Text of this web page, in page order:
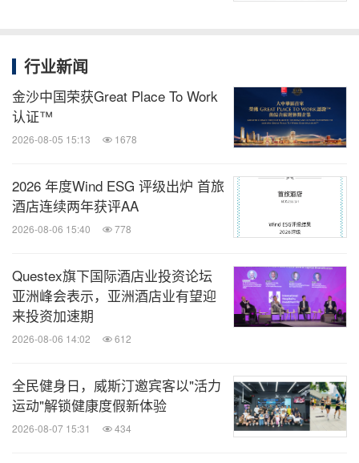
行业新闻
金沙中国荣获Great Place To Work
认证™
2026-08-05 15:13 1678
2026 年度Wind ESG 评级出炉 首旅
酒店连续两年获评AA
2026-08-06 15:40 778
Questex旗下国际酒店业投资论坛
亚洲峰会表示，亚洲酒店业有望迎
来投资加速期
2026-08-06 14:02 612
全民健身日，威斯汀邀宾客以"活力
运动"解锁健康度假新体验
2026-08-07 15:31 434